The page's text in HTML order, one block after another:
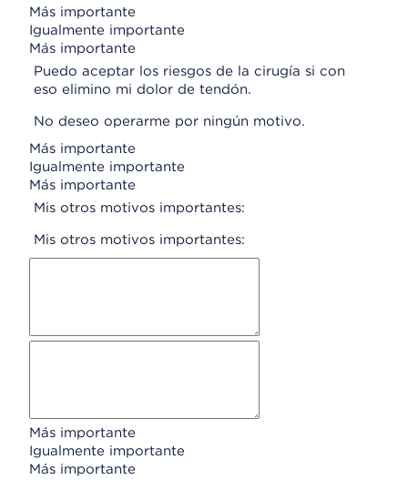
Más importante
Igualmente importante
Más importante
Puedo aceptar los riesgos de la cirugía si con
eso elimino mi dolor de tendón.
No deseo operarme por ningún motivo.
Más importante
Igualmente importante
Más importante
Mis otros motivos importantes:
Mis otros motivos importantes:
Más importante
Igualmente importante
Más importante